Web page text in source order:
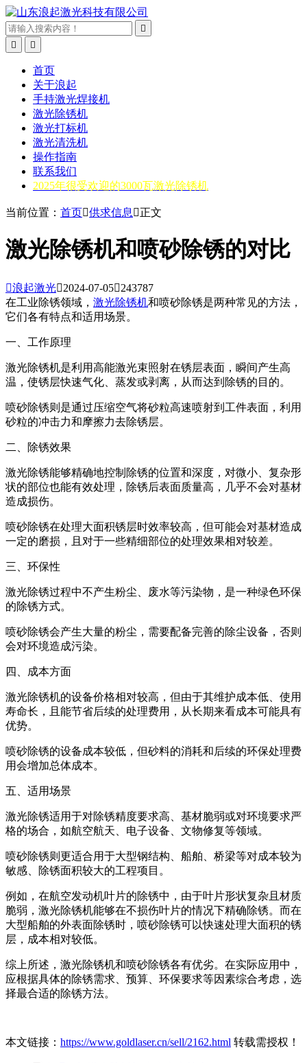



首页
关于浪起
手持激光焊接机
激光除锈机
激光打标机
激光清洗机
操作指南
联系我们
2025年很受欢迎的3000瓦激光除锈机
当前位置： 首页供求信息 正文
激光除锈机和喷砂除锈的对比
浪起激光2024-07-05243787
在工业除锈领域， 激光除锈机和喷砂除锈是两种常见的方法，
它们各有特点和适用场景。
一、工作原理
激光除锈机是利用高能激光束照射在锈层表面，瞬间产生高
温，使锈层快速气化、蒸发或剥离，从而达到除锈的目的。
喷砂除锈则是通过压缩空气将砂粒高速喷射到工件表面，利用
砂粒的冲击力和摩擦力去除锈层。
二、除锈效果
激光除锈能够精确地控制除锈的位置和深度，对微小、复杂形
状的部位也能有效处理，除锈后表面质量高，几乎不会对基材
造成损伤。
喷砂除锈在处理大面积锈层时效率较高，但可能会对基材造成
一定的磨损，且对于一些精细部位的处理效果相对较差。
三、环保性
激光除锈过程中不产生粉尘、废水等污染物，是一种绿色环保
的除锈方式。
喷砂除锈会产生大量的粉尘，需要配备完善的除尘设备，否则
会对环境造成污染。
四、成本方面
激光除锈机的设备价格相对较高，但由于其维护成本低、使用
寿命长，且能节省后续的处理费用，从长期来看成本可能具有
优势。
喷砂除锈的设备成本较低，但砂料的消耗和后续的环保处理费
用会增加总体成本。
五、适用场景
激光除锈适用于对除锈精度要求高、基材脆弱或对环境要求严
格的场合，如航空航天、电子设备、文物修复等领域。
喷砂除锈则更适合用于大型钢结构、船舶、桥梁等对成本较为
敏感、除锈面积较大的工程项目。
例如，在航空发动机叶片的除锈中，由于叶片形状复杂且材质
脆弱，激光除锈机能够在不损伤叶片的情况下精确除锈。而在
大型船舶的外表面除锈时，喷砂除锈可以快速处理大面积的锈
层，成本相对较低。
综上所述，激光除锈机和喷砂除锈各有优劣。在实际应用中，
应根据具体的除锈需求、预算、环保要求等因素综合考虑，选
择最合适的除锈方法。
本文链接： https://www.goldlaser.cn/sell/2162.html 转载需授权！